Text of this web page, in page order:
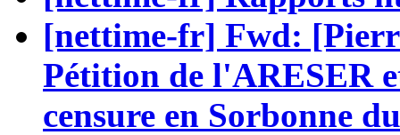
[nettime-fr] Fwd:
Pétition de l'ARESER
censure en Sorbonne